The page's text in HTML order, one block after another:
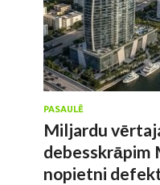
PASAULĒ
Miljardu
debesskrāpim
nopietni